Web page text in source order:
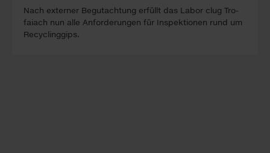
Nach ex­ter­ner Be­gutacht­ung erfüllt das La­bor clug Tro­
faiach nun alle An­forder­ung­en für In­spekt­ion­en rund um
Re­cyc­ling­gips.